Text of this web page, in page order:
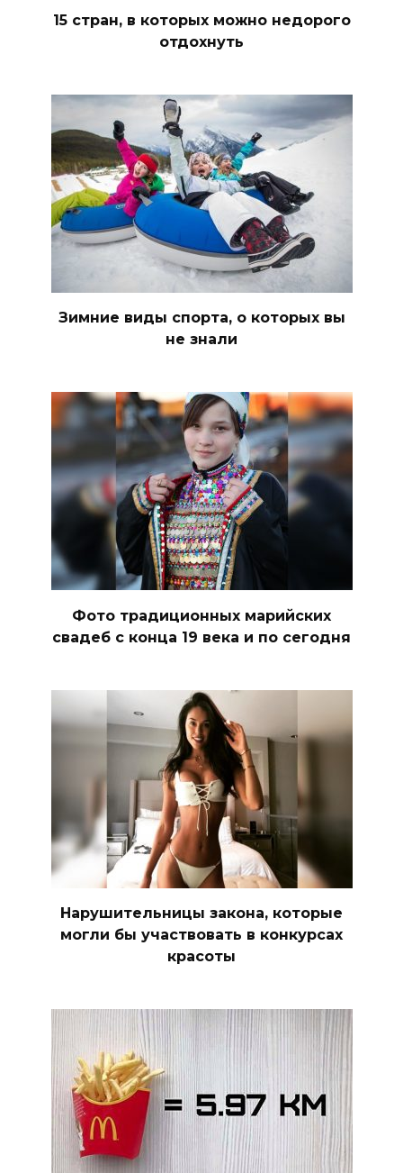
15 стран, в которых можно недорого
отдохнуть
Зимние виды спорта, о которых вы
не знали
Фото традиционных марийских
свадеб с конца 19 века и по сегодня
Нарушительницы закона, которые
могли бы участвовать в конкурсах
красоты